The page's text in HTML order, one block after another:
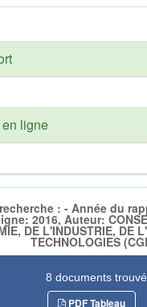
ligne
: - Année du
2016, Auteur:
DE L'INDUSTRIE, DE
TECHNOLOGIES
8 documents
PDF Tableau